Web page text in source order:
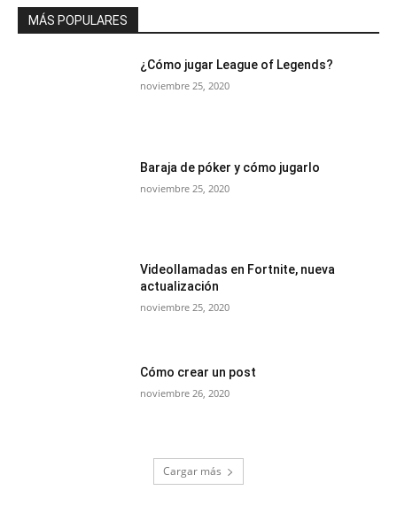
MÁS POPULARES
¿Cómo jugar League of Legends?
noviembre 25, 2020
Baraja de póker y cómo jugarlo
noviembre 25, 2020
Videollamadas en Fortnite, nueva
actualización
noviembre 25, 2020
Cómo crear un post
noviembre 26, 2020
Cargar más